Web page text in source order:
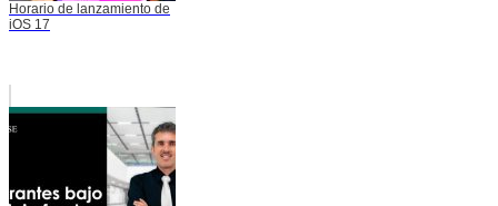
Horario de lanzamiento de
iOS 17